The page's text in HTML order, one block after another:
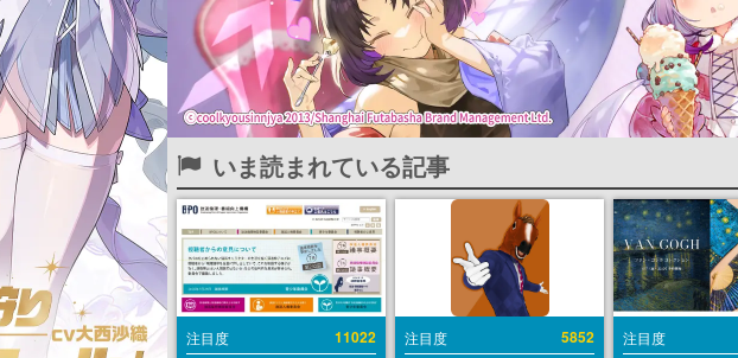
いま読まれている記事
注目度 11022 注目度 5852 注目度